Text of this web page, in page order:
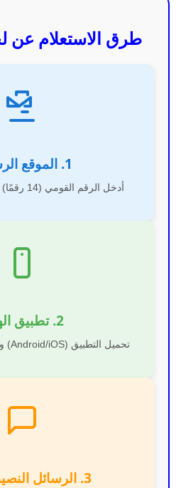
طرق الاستعلام عن
1. الموقع الرسمي
أدخل الرقم القومي (14 رقمًا) على
2. تطبيق الهيئة
تحميل التطبيق (Android/iOS) وإدخال الرقم القومي.
3. الرسائل النصية (SMS)